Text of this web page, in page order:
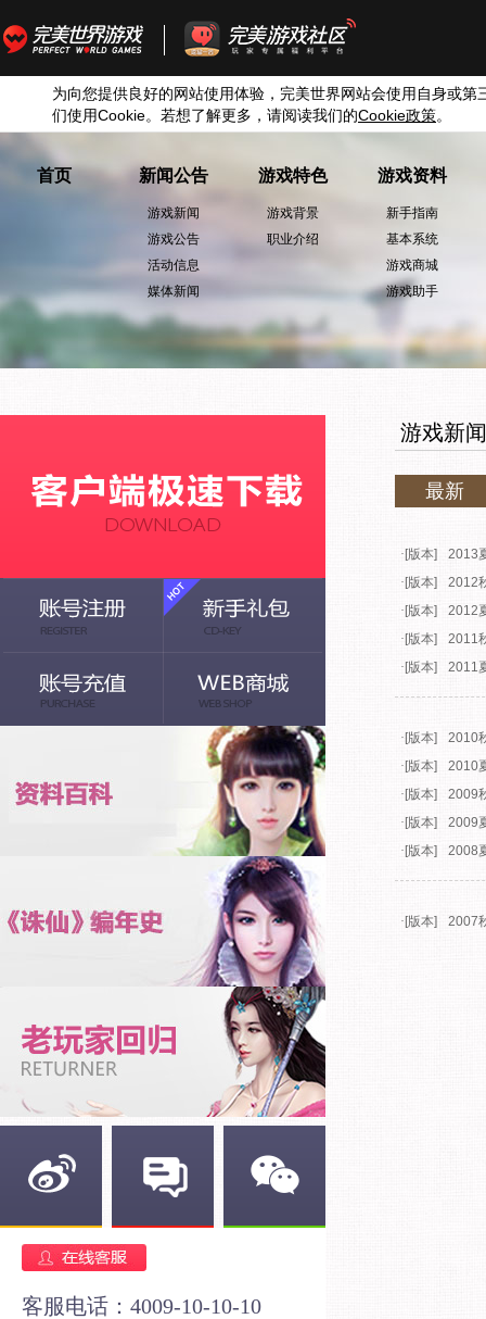
为向您提供良好的网站使用体验，完美世界网站会使用自身或第
们使用Cookie。若想了解更多，请阅读我们的Cookie政策。
首页 新闻公告
游戏新闻
游戏公告
活动信息
媒体新闻
游戏特色
游戏背景
职业介绍
游戏资料
新手指南
基本系统
游戏商城
游戏助手
客服电话：4009-10-10-10
游戏新闻
最新
· [版本]
2013
· [版本]
2012
· [版本]
2012
· [版本]
2011
· [版本] 2011
· [版本]
2010
· [版本]
2010
· [版本]
2009
· [版本]
2009
· [版本] 2008
· [版本] 2007